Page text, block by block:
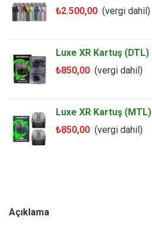
₺2.500,00 (vergi dahil)
Luxe XR Kartuş (DTL)
₺850,00 (vergi dahil)
Luxe XR Kartuş (MTL)
₺850,00 (vergi dahil)
Açıklama